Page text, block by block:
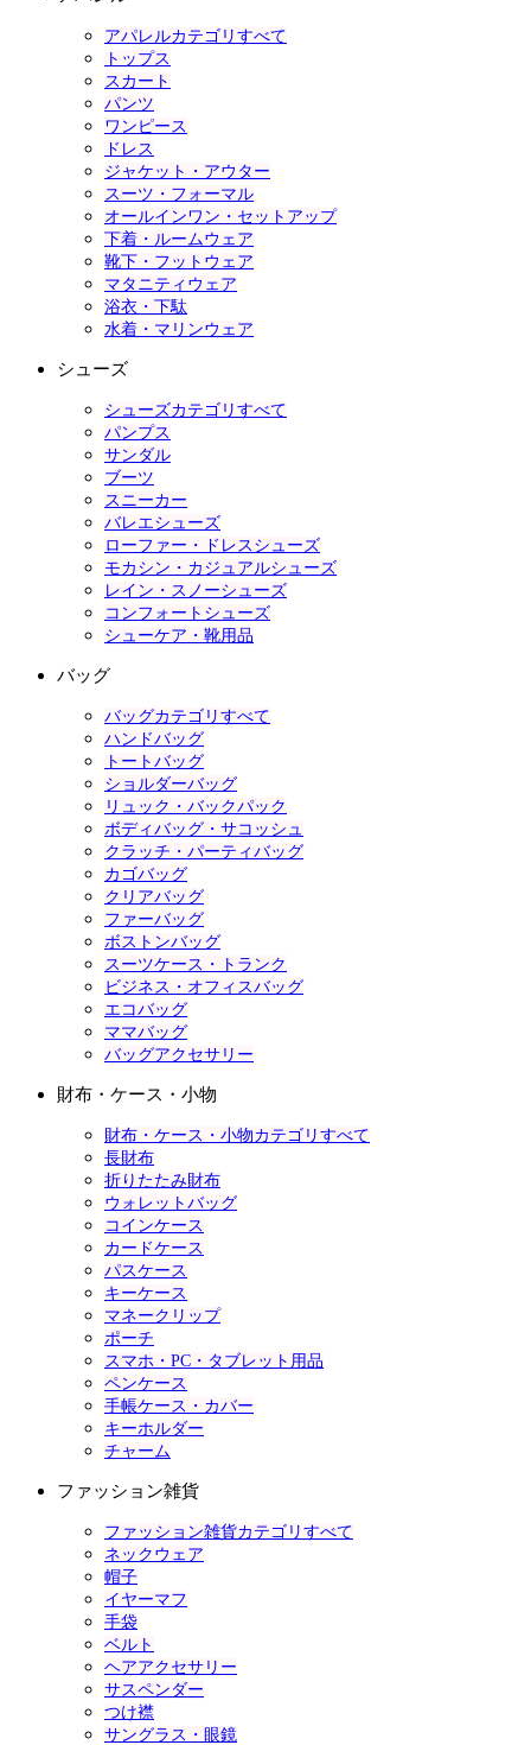
アパレルカテゴリすべて
トップス
スカート
パンツ
ワンピース
ドレス
ジャケット・アウター
スーツ・フォーマル
オールインワン・セットアップ
下着・ルームウェア
靴下・フットウェア
マタニティウェア
浴衣・下駄
水着・マリンウェア
シューズ
シューズカテゴリすべて
パンプス
サンダル
ブーツ
スニーカー
バレエシューズ
ローファー・ドレスシューズ
モカシン・カジュアルシューズ
レイン・スノーシューズ
コンフォートシューズ
シューケア・靴用品
バッグ
バッグカテゴリすべて
ハンドバッグ
トートバッグ
ショルダーバッグ
リュック・バックパック
ボディバッグ・サコッシュ
クラッチ・パーティバッグ
カゴバッグ
クリアバッグ
ファーバッグ
ボストンバッグ
スーツケース・トランク
ビジネス・オフィスバッグ
エコバッグ
ママバッグ
バッグアクセサリー
財布・ケース・小物
財布・ケース・小物カテゴリすべて
長財布
折りたたみ財布
ウォレットバッグ
コインケース
カードケース
パスケース
キーケース
マネークリップ
ポーチ
スマホ・PC・タブレット用品
ペンケース
手帳ケース・カバー
キーホルダー
チャーム
ファッション雑貨
ファッション雑貨カテゴリすべて
ネックウェア
帽子
イヤーマフ
手袋
ベルト
ヘアアクセサリー
サスペンダー
つけ襟
サングラス・眼鏡